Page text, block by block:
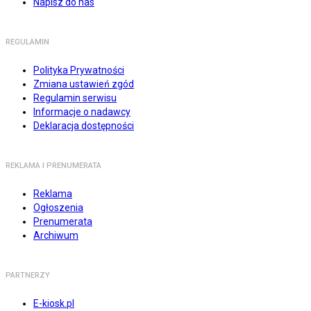
REGULAMIN
Polityka Prywatności
Zmiana ustawień zgód
Regulamin serwisu
Informacje o nadawcy
Deklaracja dostępności
REKLAMA I PRENUMERATA
Reklama
Ogłoszenia
Prenumerata
Archiwum
PARTNERZY
E-kiosk.pl